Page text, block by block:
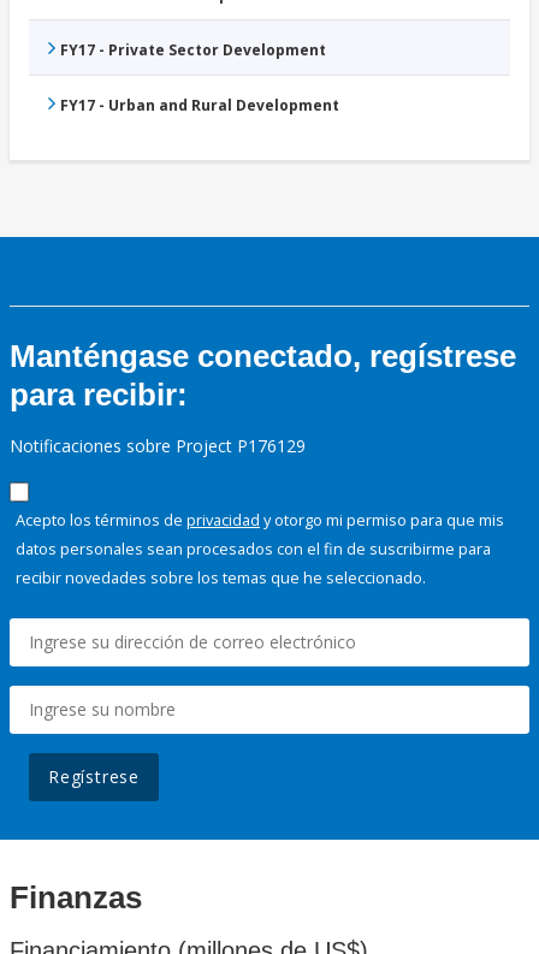
FY17 - Private Sector Development
FY17 - Urban and Rural Development
Manténgase conectado, regístrese
para recibir:
Notificaciones sobre Project P176129
Acepto los términos de privacidad y otorgo mi permiso para que mis
datos personales sean procesados con el fin de suscribirme para
recibir novedades sobre los temas que he seleccionado.
Regístrese
Finanzas